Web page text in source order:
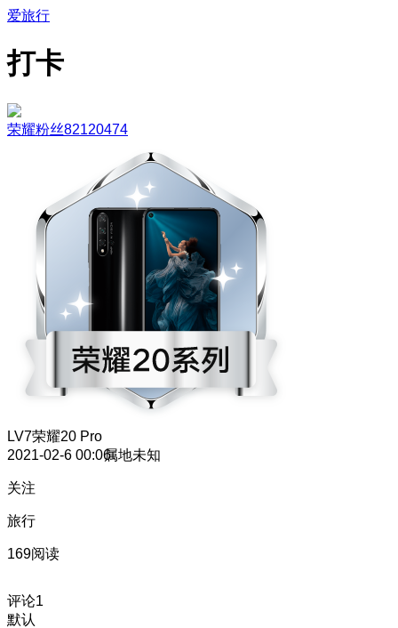
爱旅行
打卡
荣耀粉丝82120474
LV7荣耀20 Pro
2021-02-6 00:06属地未知
关注
旅行
169阅读
评论1
默认